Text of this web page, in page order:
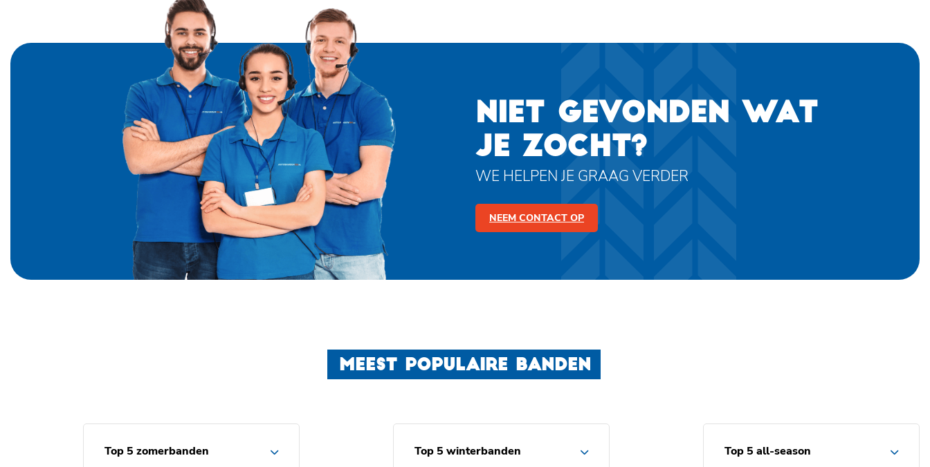
NIET GEVONDEN WAT
JE ZOCHT?
WE HELPEN JE GRAAG VERDER
NEEM CONTACT OP
MEEST POPULAIRE BANDEN
Top 5 zomerbanden Top 5 winterbanden Top 5 all-season